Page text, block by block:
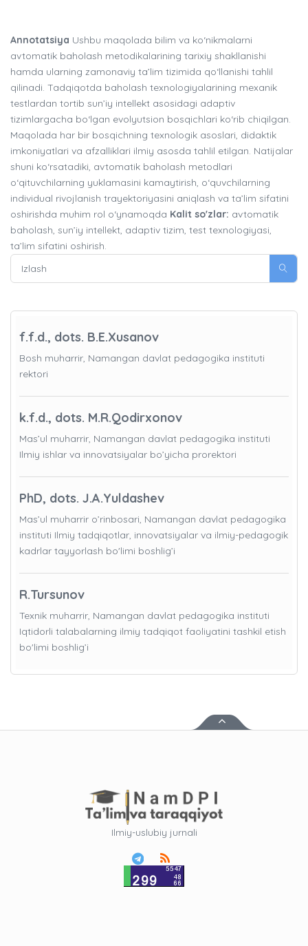
Annotatsiya Ushbu maqolada bilim va ko‘nikmalarni
avtomatik baholash metodikalarining tarixiy shakllanishi
hamda ularning zamonaviy ta’lim tizimida qo‘llanishi tahlil
qilinadi. Tadqiqotda baholash texnologiyalarining mexanik
testlardan tortib sun’iy intellekt asosidagi adaptiv
tizimlargacha bo‘lgan evolyutsion bosqichlari ko‘rib chiqilgan.
Maqolada har bir bosqichning texnologik asoslari, didaktik
imkoniyatlari va afzalliklari ilmiy asosda tahlil etilgan. Natijalar
shuni ko‘rsatadiki, avtomatik baholash metodlari
o‘qituvchilarning yuklamasini kamaytirish, o‘quvchilarning
individual rivojlanish trayektoriyasini aniqlash va ta’lim sifatini
oshirishda muhim rol o‘ynamoqda Kalit so'zlar: avtomatik
baholash, sun’iy intellekt, adaptiv tizim, test texnologiyasi,
ta’lim sifatini oshirish.
f.f.d., dots. B.E.Xusanov
Bosh muharrir, Namangan davlat pedagogika instituti
rektori
k.f.d., dots. M.R.Qodirxonov
Mas’ul muharrir, Namangan davlat pedagogika instituti
Ilmiy ishlar va innovatsiyalar bo’yicha prorektori
PhD, dots. J.A.Yuldashev
Mas’ul muharrir o’rinbosari, Namangan davlat pedagogika
instituti Ilmiy tadqiqotlar, innovatsiyalar va ilmiy-pedagogik
kadrlar tayyorlash bo'limi boshlig’i
R.Tursunov
Texnik muharrir, Namangan davlat pedagogika instituti
Iqtidorli talabalarning ilmiy tadqiqot faoliyatini tashkil etish
bo'limi boshlig’i
Ilmiy-uslubiy jurnali